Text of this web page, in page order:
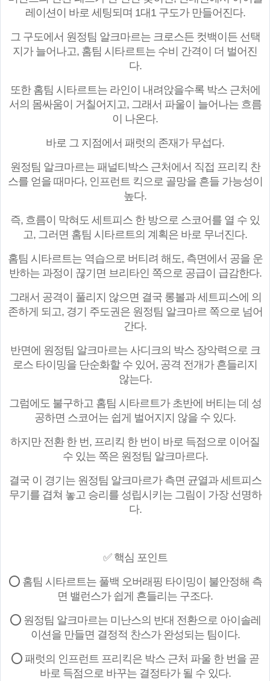
레이션이 바로 세팅되며 1대1 구도가 만들어진다.
그 구도에서 원정팀 알크마르는 크로스든 컷백이든 선택
지가 늘어나고, 홈팀 시타르트는 수비 간격이 더 벌어진
다.
또한 홈팀 시타르트는 라인이 내려앉을수록 박스 근처에
서의 몸싸움이 거칠어지고, 그래서 파울이 늘어나는 흐름
이 나온다.
바로 그 지점에서 패럿의 존재가 무섭다.
원정팀 알크마르는 패널티박스 근처에서 직접 프리킥 찬
스를 얻을 때마다, 인프런트 킥으로 골망을 흔들 가능성이
높다.
즉, 흐름이 막혀도 세트피스 한 방으로 스코어를 열 수 있
고, 그러면 홈팀 시타르트의 계획은 바로 무너진다.
홈팀 시타르트는 역습으로 버티려 해도, 측면에서 공을 운
반하는 과정이 끊기면 브리타인 쪽으로 공급이 급감한다.
그래서 공격이 풀리지 않으면 결국 롱볼과 세트피스에 의
존하게 되고, 경기 주도권은 원정팀 알크마르 쪽으로 넘어
간다.
반면에 원정팀 알크마르는 사디크의 박스 장악력으로 크
로스 타이밍을 단순화할 수 있어, 공격 전개가 흔들리지
않는다.
그럼에도 불구하고 홈팀 시타르트가 초반에 버티는 데 성
공하면 스코어는 쉽게 벌어지지 않을 수 있다.
하지만 전환 한 번, 프리킥 한 번이 바로 득점으로 이어질
수 있는 쪽은 원정팀 알크마르다.
결국 이 경기는 원정팀 알크마르가 측면 균열과 세트피스
무기를 겹쳐 놓고 승리를 성립시키는 그림이 가장 선명하
다.
✅ 핵심 포인트
⭕ 홈팀 시타르트는 풀백 오버래핑 타이밍이 불안정해 측
면 밸런스가 쉽게 흔들리는 구조다.
⭕ 원정팀 알크마르는 미난스의 반대 전환으로 아이솔레
이션을 만들면 결정적 찬스가 완성되는 팀이다.
⭕ 패럿의 인프런트 프리킥은 박스 근처 파울 한 번을 곧
바로 득점으로 바꾸는 결정타가 될 수 있다.